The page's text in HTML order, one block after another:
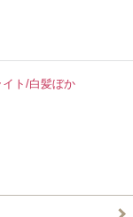
ト/白髪ぼか